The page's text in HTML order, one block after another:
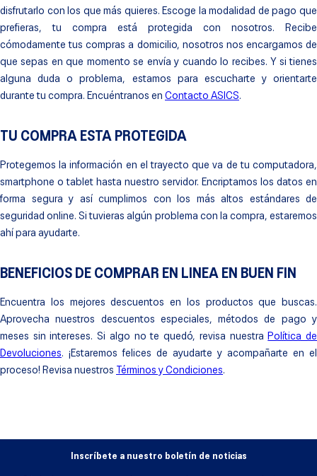
disfrutarlo con los que más quieres. Escoge la modalidad de pago que
prefieras, tu compra está protegida con nosotros. Recibe
cómodamente tus compras a domicilio, nosotros nos encargamos de
que sepas en que momento se envía y cuando lo recibes. Y si tienes
alguna duda o problema, estamos para escucharte y orientarte
durante tu compra. Encuéntranos en Contacto ASICS.
TU COMPRA ESTA PROTEGIDA
Protegemos la información en el trayecto que va de tu computadora,
smartphone o tablet hasta nuestro servidor. Encriptamos los datos en
forma segura y así cumplimos con los más altos estándares de
seguridad online. Si tuvieras algún problema con la compra, estaremos
ahí para ayudarte.
BENEFICIOS DE COMPRAR EN LINEA EN BUEN FIN
Encuentra los mejores descuentos en los productos que buscas.
Aprovecha nuestros descuentos especiales, métodos de pago y
meses sin intereses. Si algo no te quedó, revisa nuestra Política de
Devoluciones. ¡Estaremos felices de ayudarte y acompañarte en el
proceso! Revisa nuestros
Términos y Condiciones.
Inscríbete a nuestro boletín de noticias